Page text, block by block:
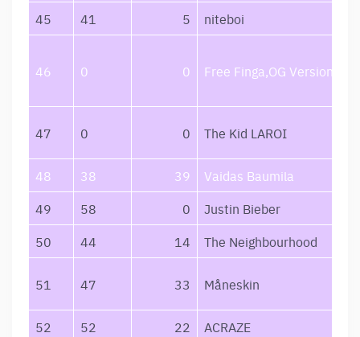
45
41 5 niteboi
46 0 0 Free Finga,OG Version
47 0 0 The Kid LAROI
48 38 39
Vaidas Baumila
49
58 0
Justin Bieber
50
44 14 The Neighbourhood
51 47 33 Måneskin
52 52 22 ACRAZE